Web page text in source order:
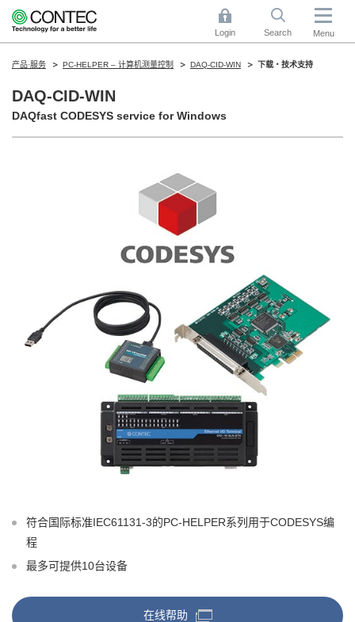
Login Search Menu
产品·服务 PC-HELPER – 计算机测量控制 DAQ-CID-WIN 下载・技术支持
DAQ-CID-WIN
DAQfast CODESYS service for Windows​
符合国际标准IEC61131-3的PC-HELPER系列用于CODESYS编
程
最多可提供10台设备
在线帮助